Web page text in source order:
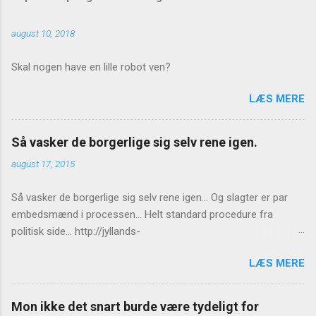
m
t
e
r
august 10, 2018
Skal nogen have en lille robot ven?
LÆS MERE
Så vasker de borgerlige sig selv rene igen.
august 17, 2015
Så vasker de borgerlige sig selv rene igen... Og slagter er par
embedsmænd i processen... Helt standard procedure fra
politisk side... http://jyllands-
LÆS MERE
Mon ikke det snart burde være tydeligt for